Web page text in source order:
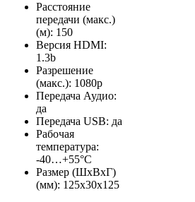
Расстояние
передачи (макс.)
(м): 150
Версия HDMI:
1.3b
Разрешение
(макс.): 1080p
Передача Аудио:
да
Передача USB: да
Рабочая
температура:
-40…+55°С
Размер (ШхВхГ)
(мм): 125x30x125